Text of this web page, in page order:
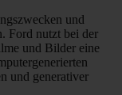
und
Ford nutzt bei der
und Bilder eine
und generativer